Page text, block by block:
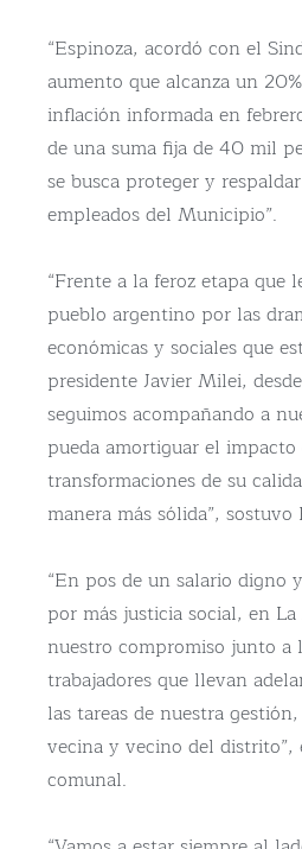
“Espinoza, acordó con el
aumento que alcanza un
inflación informada en
de una suma fija de 40 mil
se busca proteger y
empleados del Municipio”.
“Frente a la feroz etapa que
pueblo argentino por las
económicas y sociales que
presidente Javier Milei,
seguimos acompañando a
pueda amortiguar el
transformaciones de su
manera más sólida”,
“En pos de un salario digno
por más justicia social, en
nuestro compromiso junto a
trabajadores que llevan
las tareas de nuestra
vecina y vecino del distrito”,
comunal.